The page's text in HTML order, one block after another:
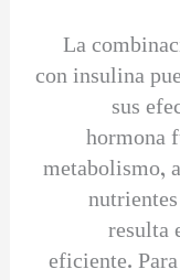
La
con insulina
sus
hormona
metabolismo,
resulta
eficiente.